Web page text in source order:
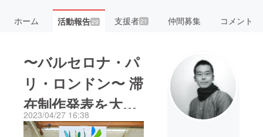
ホーム 活動報告29 支援者21 仲間募集 コメント
〜バルセロナ・パ
リ・ロンドン〜 滞
在制作発表を大成
功させたい!
2023/04/27 16:38